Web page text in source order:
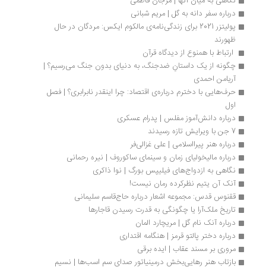
درباره سفر دانه به گل | مریم شبانی
پولیتزر 2021 برای زندگی‌نامه‌ی مالکوم ایکس: مردگان در حال
ارتباط با همنوع از دیدگاه قرآن
چگونه از یک داستان‌ِ ضدجنگ، به دنیای بدون جنگ می‌رسیم؟ |
آریامن احمدی
حرف‌هایی با دخترم درباره‌ی اقتصاد: چرا اینقدر نابرابری؟ | فصل
درباره دانش‌آموز مفلس | پدرام عسکری
درباره هنر پیرااسلامی | علی غزالی‌فر
درباره مالیخولیای زمان و سینمای ساکوروف | نیره رحمانی
نگاهی به ازدواج‌های فیلیپس بورگ | نوا ذاکری
آنک آن یتیم نظرکرده رمان نیست!
ققنوس قدس: مجموعه اشعار درباره حاج‌قاسم سلیمانی
تاریخ ملک‌آرا یا چگونگی به قدرت رسیدن قاجارها
درباره آنک نام گل | مریچارد المان
درباره دختر پالتو قرمز | هنگامه اقتداری
مروری بر مسند عقاب | ایده برقی
بازتاب هنر رهایی‌بخش درمینیاتور صدای سم اسب‌ها | نسیم